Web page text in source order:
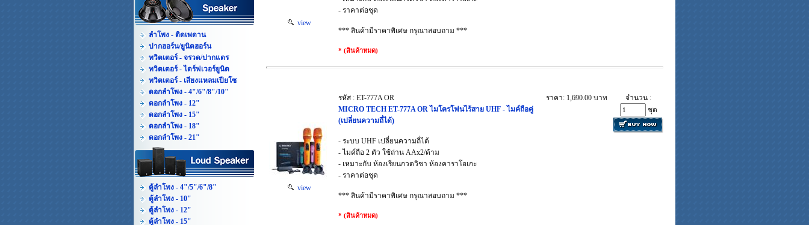
ลำโพง - ติดเพดาน
ปากฮอร์น/ยูนิตฮอร์น
ทวิตเตอร์ - จรวด/ปากแตร
ทวิตเตอร์ - ไดร์ฟเวอร์ยูนิต
ทวิตเตอร์ - เสียงแหลมเปียโซ
ดอกลำโพง - 4"/6"/8"/10"
ดอกลำโพง - 12"
ดอกลำโพง - 15"
ดอกลำโพง - 18"
ดอกลำโพง - 21"
ตู้ลำโพง - 4"/5"/6"/8"
ตู้ลำโพง - 10"
ตู้ลำโพง - 12"
ตู้ลำโพง - 15"
view
- ราคาต่อชุด
*** สินค้ามีราคาพิเศษ กรุณาสอบถาม ***
* (สินค้าหมด)
view
รหัส : ET-777A OR
MICRO TECH ET-777A OR ไมโครโฟนไร้สาย UHF - ไมค์ถือคู่
(เปลี่ยนความถี่ได้)
- ระบบ UHF เปลี่ยนความถี่ได้
- ไมค์ถือ 2 ตัว ใช้ถ่าน AAx2/ด้าม
- เหมาะกับ ห้องเรียนกวดวิชา ห้องคาราโอเกะ
- ราคาต่อชุด
*** สินค้ามีราคาพิเศษ กรุณาสอบถาม ***
* (สินค้าหมด)
ราคา: 1,690.00 บาท
จำนวน :
ชุด